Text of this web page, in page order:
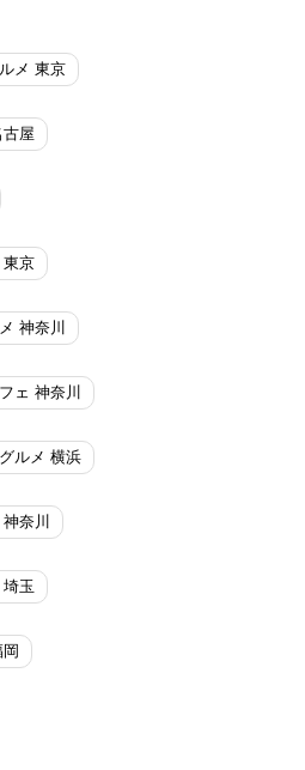
メ 東京
屋
東京
神奈川
ェ 神奈川
ルメ 横浜
奈川
玉